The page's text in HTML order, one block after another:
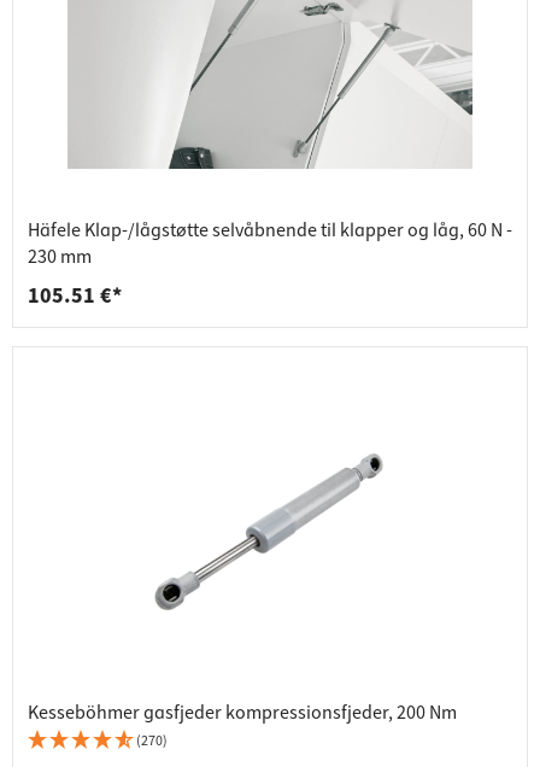
Häfele Klap-/lågstøtte selvåbnende til klapper og låg, 60 N -
230 mm
105.51 €*
Kesseböhmer gasfjeder kompressionsfjeder, 200 Nm
(270)